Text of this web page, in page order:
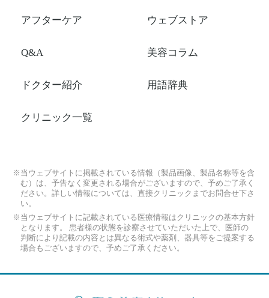
アフターケア
Q&A
ドクター紹介
クリニック一覧
ウェブストア
美容コラム
用語辞典
※当ウェブサイトに掲載されている情報（製品画像、製品名称等を含
む）は、予告なく変更される場合がございますので、予めご了承く
ださい。詳しい情報については、直接クリニックまでお問合せ下さ
い。
※当ウェブサイトに記載されている医療情報はクリニックの基本方針
となります。 患者様の状態を診察させていただいた上で、医師の
判断により記載の内容とは異なる術式や薬剤、器具等をご提案する
場合もございますので、予めご了承ください。